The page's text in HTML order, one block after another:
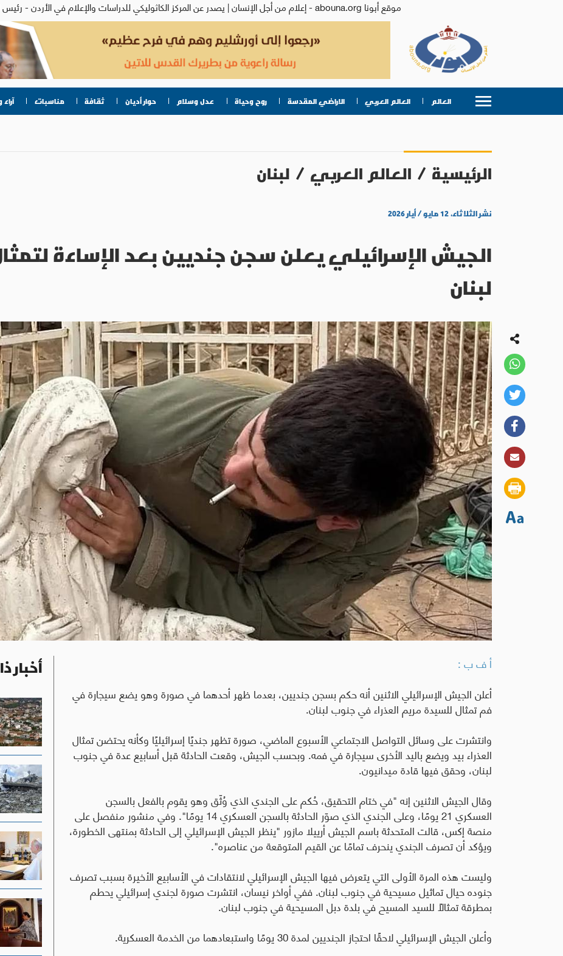
موقع أبونا abouna.org - إعلام من أجل الإنسان | يصدر عن المركز الكاثوليكي للدراسات والإعلام في الأردن - رئيس التحرير: الأب د.رفعت بدر
العالم العالم العربي الاراضي المقدسة روح وحياة عدل وسلام حوار أديان ثقافة مناسبات
الرئيسية / العالم العربي / لبنان
نشر الثلاثاء، ١٢ مايو / أيار ٢٠٢٦
الجيش الإسرائيلي يعلن سجن جنديين بعد الإساءة
لبنان
أ ف ب :
أعلن الجيش الإسرائيلي الاثنين أنه حكم بسجن جنديين، بعدما ظهر أحدهما في صورة وهو يضع سيجارة في
فم تمثال للسيدة مريم العذراء في جنوب لبنان.
وانتشرت على وسائل التواصل الاجتماعي الأسبوع الماضي، صورة تظهر جنديًا إسرائيليًا وكأنه يحتضن تمثال
العذراء بيد ويضع باليد الأخرى سيجارة في فمه. وبحسب الجيش، وقعت الحادثة قبل أسابيع عدة في جنوب
لبنان، وحقق فيها قادة ميدانيون.
وقال الجيش الاثنين إنه "في ختام التحقيق، حُكم على الجندي الذي وُثّق وهو يقوم بالفعل بالسجن
العسكري 21 يومًا، وعلى الجندي الذي صوّر الحادثة بالسجن العسكري 14 يومًا". وفي منشور منفصل على
منصة إكس، قالت المتحدثة باسم الجيش أرييلا مازور "ينظر الجيش الإسرائيلي إلى الحادثة بمنتهى الخطورة،
ويؤكد أن تصرف الجندي ينحرف تمامًا عن القيم المتوقعة من عناصره".
وليست هذه المرة الأولى التي يتعرض فيها الجيش الإسرائيلي لانتقادات في الأسابيع الأخيرة بسبب تصرف
جنوده حيال تماثيل مسيحية في جنوب لبنان.ففي أواخر نيسان، انتشرت صورة لجندي إسرائيلي يحطم
بمطرقة تمثالاً للسيد المسيح في بلدة دبل المسيحية في جنوب لبنان.
وأعلن الجيش الإسرائيلي لاحقًا احتجاز الجنديين لمدة 30 يومًا واستبعادهما من الخدمة العسكرية
.
أخبار